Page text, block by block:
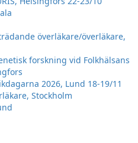
överläkare/överläkare,
forskning vid Folkhälsans
2026, Lund 18-19/11
Stockholm